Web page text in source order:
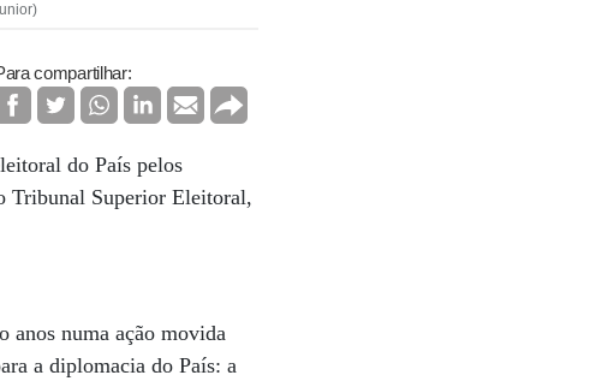
compartilhar:
do País pelos
Tribunal Superior Eleitoral,
anos numa ação movida
a diplomacia do País: a